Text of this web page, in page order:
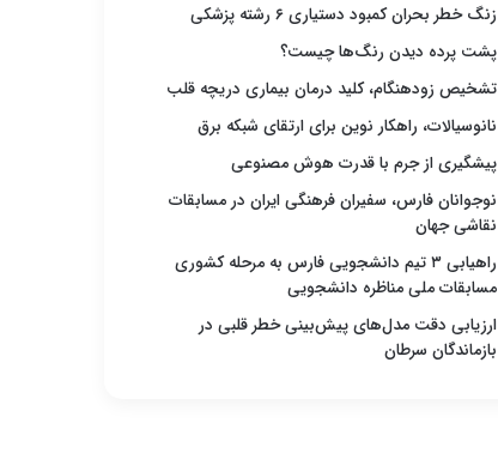
زنگ خطر بحران کمبود دستیاری ۶ رشته پزشکی
پشت پرده دیدن رنگ‌ها چیست؟
تشخیص زودهنگام، کلید درمان بیماری دریچه قلب
نانوسیالات، راهکار نوین برای ارتقای شبکه برق
پیشگیری از جرم با قدرت هوش مصنوعی
نوجوانان فارس، سفیران فرهنگی ایران در مسابقات
نقاشی جهان
راهیابی ۳ تیم دانشجویی فارس به مرحله کشوری
مسابقات ملی مناظره دانشجویی
ارزیابی دقت مدل‌های پیش‌بینی خطر قلبی در
بازماندگان سرطان